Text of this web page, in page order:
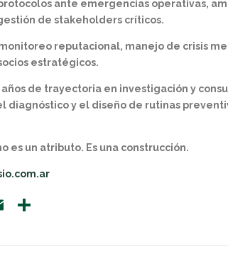
ante emergencias operativas,
de stakeholders críticos.
reputacional, manejo de crisis
estratégicos.
años de trayectoria en investigación y
diagnóstico y el diseño de rutinas
es un atributo. Es una construcción.
Email